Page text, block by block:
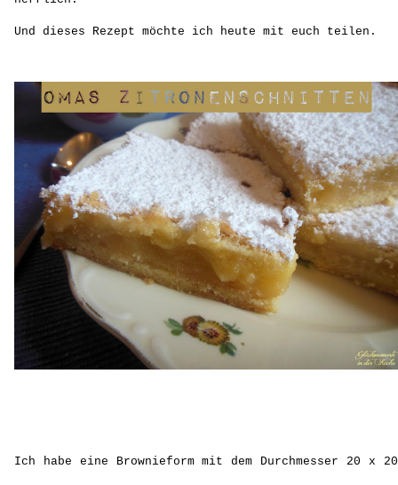
Und dieses Rezept möchte ich heute mit euch teilen.
Ich habe eine Brownieform mit dem Durchmesser 20 x 20